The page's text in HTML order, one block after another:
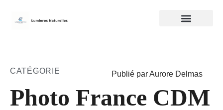
CATÉGORIE Publié par Aurore Delmas
Photo France CDM